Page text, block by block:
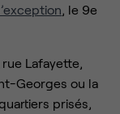
, le 9e
Lafayette,
Georges ou la
prisés,